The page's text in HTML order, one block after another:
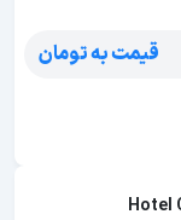
قیمت به تومان
Hotel